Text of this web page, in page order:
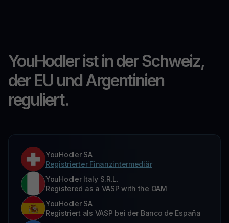
YouHodler ist in der Schweiz,
der EU und Argentinien
reguliert.
YouHodler SA
Registrierter Finanzintermediär
YouHodler Italy S.R.L.
Registered as a VASP with the OAM
YouHodler SA
Registriert als VASP bei der Banco de España